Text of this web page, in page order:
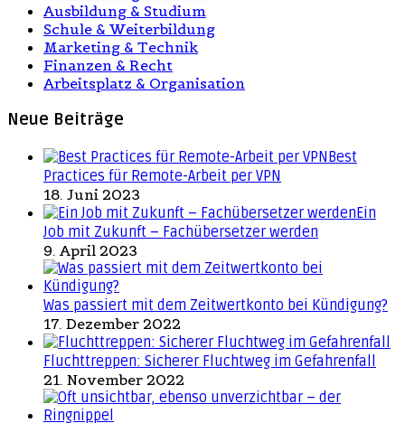
Ausbildung & Studium
Schule & Weiterbildung
Marketing & Technik
Finanzen & Recht
Arbeitsplatz & Organisation
Neue Beiträge
Best
Practices für Remote-Arbeit per VPN
18. Juni 2023
Ein
Job mit Zukunft – Fachübersetzer werden
9. April 2023
Was passiert mit dem Zeitwertkonto bei Kündigung?
17. Dezember 2022
Fluchttreppen: Sicherer Fluchtweg im Gefahrenfall
21. November 2022